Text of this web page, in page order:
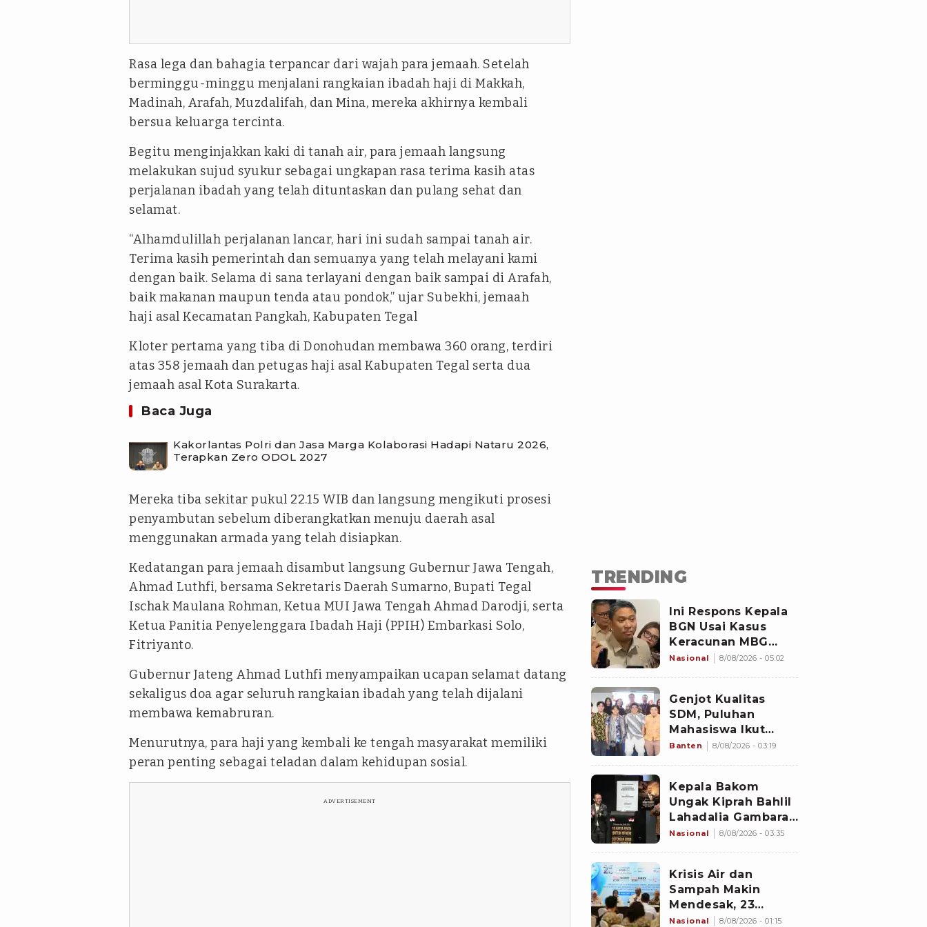
Rasa lega dan bahagia terpancar dari wajah para jemaah. Setelah
berminggu-minggu menjalani rangkaian ibadah haji di Makkah,
Madinah, Arafah, Muzdalifah, dan Mina, mereka akhirnya kembali
bersua keluarga tercinta.
Begitu menginjakkan kaki di tanah air, para jemaah langsung
melakukan sujud syukur sebagai ungkapan rasa terima kasih atas
perjalanan ibadah yang telah dituntaskan dan pulang sehat dan
selamat.
“Alhamdulillah perjalanan lancar, hari ini sudah sampai tanah air.
Terima kasih pemerintah dan semuanya yang telah melayani kami
dengan baik. Selama di sana terlayani dengan baik sampai di Arafah,
baik makanan maupun tenda atau pondok,” ujar Subekhi, jemaah
haji asal Kecamatan Pangkah, Kabupaten Tegal
Kloter pertama yang tiba di Donohudan membawa 360 orang, terdiri
atas 358 jemaah dan petugas haji asal Kabupaten Tegal serta dua
jemaah asal Kota Surakarta.
Baca Juga
Kakorlantas Polri dan Jasa Marga Kolaborasi Hadapi Nataru 2026,
Terapkan Zero ODOL 2027
Mereka tiba sekitar pukul 22.15 WIB dan langsung mengikuti prosesi
penyambutan sebelum diberangkatkan menuju daerah asal
menggunakan armada yang telah disiapkan.
Kedatangan para jemaah disambut langsung Gubernur Jawa Tengah,
Ahmad Luthfi, bersama Sekretaris Daerah Sumarno, Bupati Tegal
Ischak Maulana Rohman, Ketua MUI Jawa Tengah Ahmad Darodji, serta
Ketua Panitia Penyelenggara Ibadah Haji (PPIH) Embarkasi Solo,
Fitriyanto.
Gubernur Jateng Ahmad Luthfi menyampaikan ucapan selamat datang
sekaligus doa agar seluruh rangkaian ibadah yang telah dijalani
membawa kemabruran.
Menurutnya, para haji yang kembali ke tengah masyarakat memiliki
peran penting sebagai teladan dalam kehidupan sosial.
ADVERTISEMENT
TRENDING
Ini Respons Kepala
BGN Usai Kasus
Keracunan MBG
Kembali Terjadi
Nasional 8/08/2026 - 05:02
Genjot Kualitas
SDM, Puluhan
Mahasiswa Ikut
Program di
Banten 8/08/2026 - 03:19
Kepala Bakom
Ungak Kiprah Bahlil
Lahadalia Gambaran
'Indonesia Dream'
Nasional 8/08/2026 - 03:35
Krisis Air dan
Sampah Makin
Mendesak, 23
Negara Berkumpul
Nasional 8/08/2026 - 01:15